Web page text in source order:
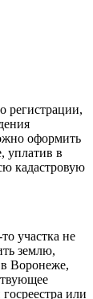
регистрации,
оформить
уплатив в
кадастровую
участка не
землю,
в Воронеже,
или